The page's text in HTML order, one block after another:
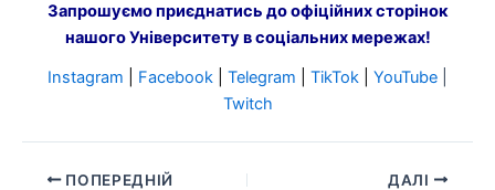
Запрошуємо приєднатись до офіційних сторінок
нашого Університету в соціальних мережах!
Instagram
Facebook Telegram TikTok YouTube
Twitch
ПОПЕРЕДНІЙ ДАЛІ